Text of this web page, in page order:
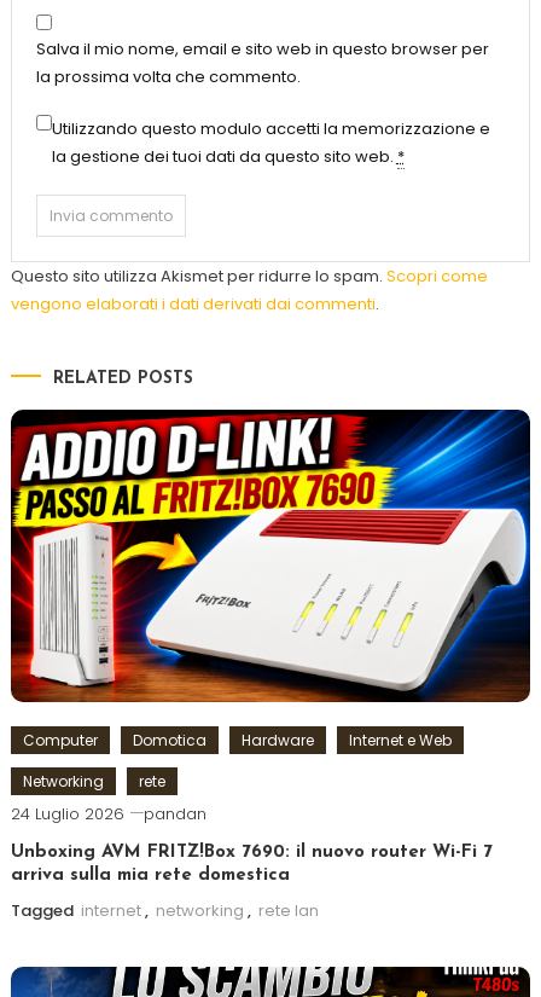
Salva il mio nome, email e sito web in questo browser per
la prossima volta che commento.
Utilizzando questo modulo accetti la memorizzazione e
la gestione dei tuoi dati da questo sito web. *
Questo sito utilizza Akismet per ridurre lo spam. Scopri come
vengono elaborati i dati derivati dai commenti.
RELATED POSTS
Computer Domotica Hardware
Internet e Web
Networking
rete
24 Luglio 2026 pandan
Unboxing AVM FRITZ!Box 7690: il nuovo router Wi-Fi 7
arriva sulla mia rete domestica
Tagged internet, networking , rete lan